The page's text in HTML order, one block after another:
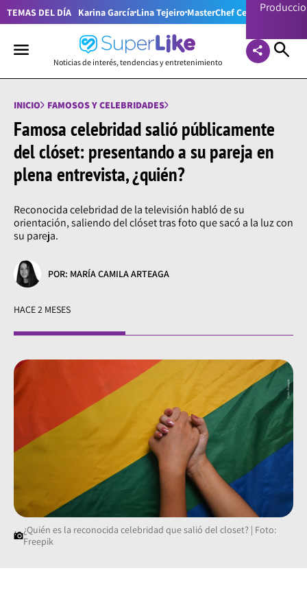
TEMAS DEL DÍA Karina García Lina Tejeiro MasterChef Celebrity
Noticias de interés, tendencias y entretenimiento
INICIO FAMOSOS Y CELEBRIDADES
Famosa celebridad salió públicamente
del clóset: presentando a su pareja en
plena entrevista, ¿quién?
Reconocida celebridad de la televisión habló de su
orientación, saliendo del clóset tras foto que sacó a la luz con
su pareja.
POR: MARÍA CAMILA ARTEAGA
HACE 2 MESES
¿Quién es la reconocida celebridad que salió del closet? | Foto:
Freepik